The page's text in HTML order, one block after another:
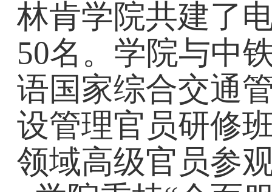
林肯学院共建了
50名。学院与中
语国家综合交通
设管理官员研修
领域高级官员参